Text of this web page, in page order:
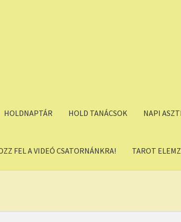
HOLDNAPTÁR HOLD TANÁCSOK NAPI
FEL A VIDEÓ CSATORNÁNKRA! TAROT